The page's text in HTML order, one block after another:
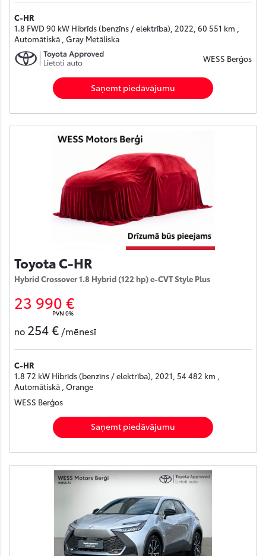
C-HR
1.8 FWD 90 kW Hibrīds (benzīns / elektrība), 2022, 60 551 km ,
Automātiskā , Gray Metāliska
WESS Berģos
Saņemt piedāvājumu
Toyota C-HR
Hybrid Crossover 1.8 Hybrid (122 hp) e-CVT Style Plus
23 990 €
PVN 0%
no 254 € /mēnesī
C-HR
1.8 72 kW Hibrīds (benzīns / elektrība), 2021, 54 482 km ,
Automātiskā , Orange
WESS Berģos
Saņemt piedāvājumu